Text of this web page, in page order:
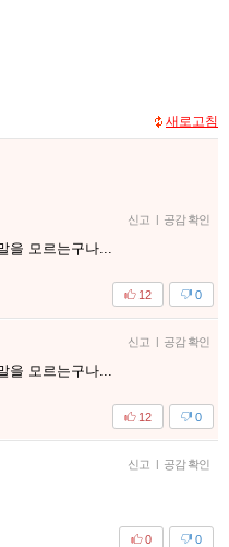
새로고침
신고 공감 확인
을 모르는구나...
0
12
신고 공감 확인
을 모르는구나...
0
12
신고 공감 확인
0
0